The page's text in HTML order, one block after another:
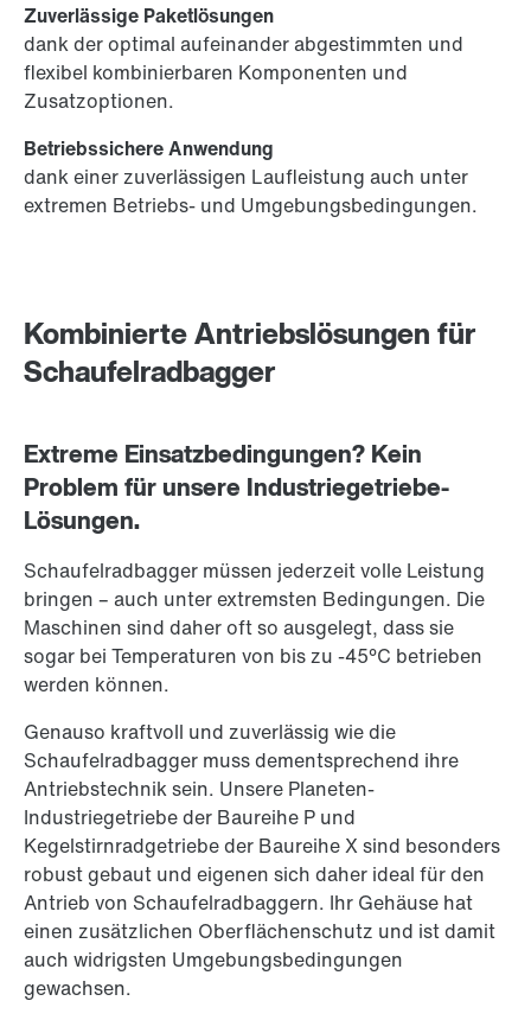
Kombinierte Antriebslösungen für
Schaufelradbagger
Extreme Einsatzbedingungen? Kein
Problem für unsere Industriegetriebe-
Lösungen.
Schaufelradbagger müssen jederzeit volle Leistung
bringen – auch unter extremsten Bedingungen. Die
Maschinen sind daher oft so ausgelegt, dass sie
sogar bei Temperaturen von bis zu -45°C betrieben
werden können.
Genauso kraftvoll und zuverlässig wie die
Schaufelradbagger muss dementsprechend ihre
Antriebstechnik sein. Unsere Planeten-
Industriegetriebe der Baureihe P und
Kegelstirnradgetriebe der Baureihe X sind besonders
robust gebaut und eigenen sich daher ideal für den
Antrieb von Schaufelradbaggern. Ihr Gehäuse hat
einen zusätzlichen Oberflächenschutz und ist damit
auch widrigsten Umgebungsbedingungen
gewachsen.
Zuverlässige Paketlösungen
dank der optimal aufeinander abgestimmten und
flexibel kombinierbaren Komponenten und
Zusatzoptionen.
Betriebssichere Anwendung
dank einer zuverlässigen Laufleistung auch unter
extremen Betriebs- und Umgebungsbedingungen.